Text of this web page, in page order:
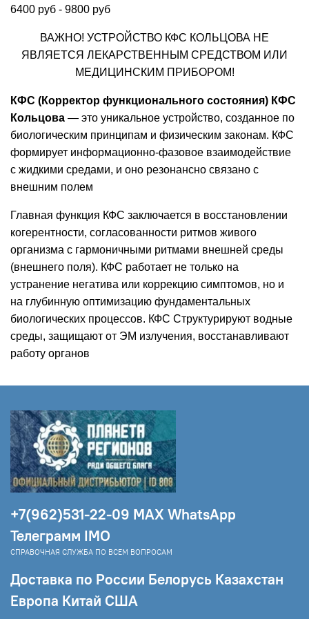
6400 руб - 9800 руб
ВАЖНО! УСТРОЙСТВО КФС КОЛЬЦОВА НЕ
ЯВЛЯЕТСЯ ЛЕКАРСТВЕННЫМ СРЕДСТВОМ ИЛИ
МЕДИЦИНСКИМ ПРИБОРОМ!
КФС (Корректор функционального состояния) КФС
Кольцова — это уникальное устройство, созданное по
биологическим принципам и физическим законам. КФС
формирует информационно-фазовое взаимодействие
с жидкими средами, и оно резонансно связано с
внешним полем
Главная функция КФС заключается в восстановлении
когерентности, согласованности ритмов живого
организма с гармоничными ритмами внешней среды
(внешнего поля). КФС работает не только на
устранение негатива или коррекцию симптомов, но и
на глубинную оптимизацию фундаментальных
биологических процессов. КФС Структурируют водные
среды, защищают от ЭМ излучения, восстанавливают
работу органов
+7(962)531-22-09 МAX WhatsApp
Телеграмм IMO
СПРАВОЧНАЯ СЛУЖБА ПО ВСЕМ ВОПРОСАМ
Доставка по России Белорусь Казахстан
Европа Китай США